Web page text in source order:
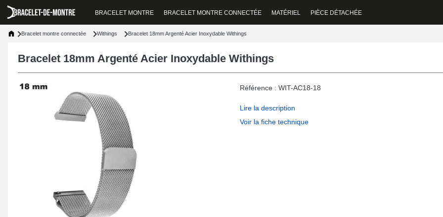
BRACELET MONTRE BRACELET MONTRE CONNECTÉE MATÉRIEL PIÈCE DÉTACHÉE
Bracelet montre connectée Withings Bracelet 18mm Argenté Acier Inoxydable Withings
Bracelet 18mm Argenté Acier Inoxydable Withings
Référence : WIT-AC18-18
Lire la description
Voir la fiche technique